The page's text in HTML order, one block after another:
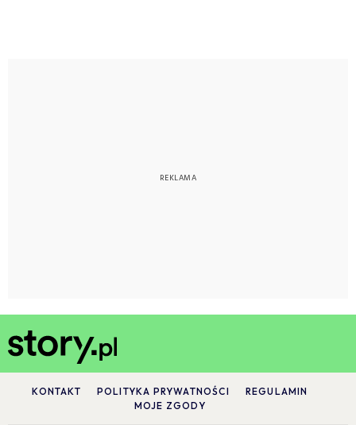
KONTAKT POLITYKA PRYWATNOŚCI
REGULAMIN
MOJE ZGODY